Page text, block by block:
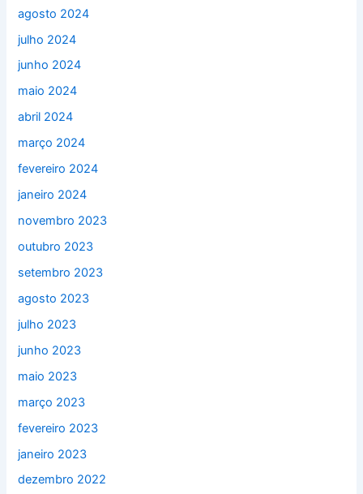
agosto 2024
julho 2024
junho 2024
maio 2024
abril 2024
março 2024
fevereiro 2024
janeiro 2024
novembro 2023
outubro 2023
setembro 2023
agosto 2023
julho 2023
junho 2023
maio 2023
março 2023
fevereiro 2023
janeiro 2023
dezembro 2022